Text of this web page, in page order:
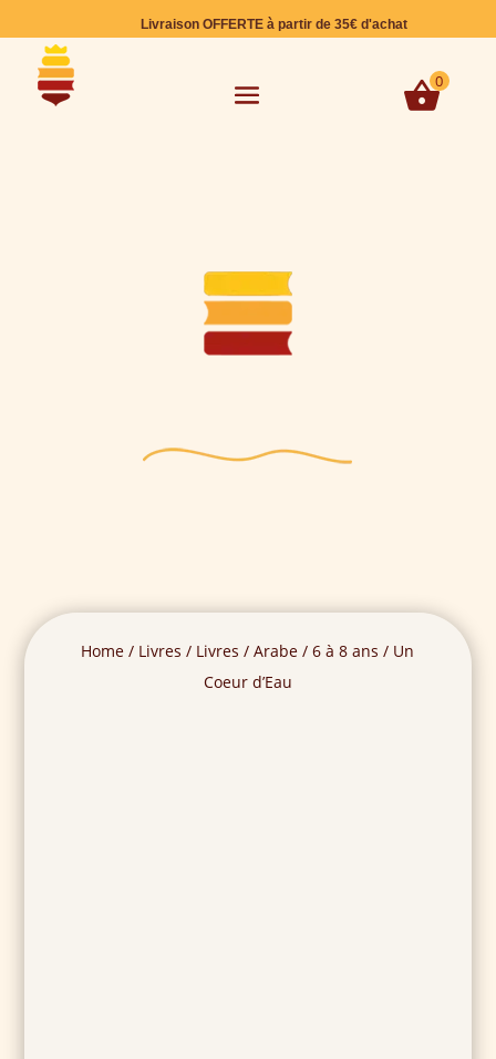
Livraison OFFERTE à partir de 35€ d'achat
0
Home / Livres / Livres /Arabe /6 à 8 ans / Un
Coeur d’Eau